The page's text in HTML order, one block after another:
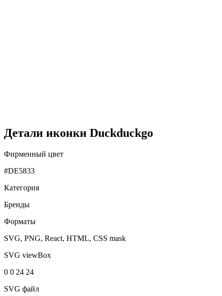
Детали иконки Duckduckgo
Фирменный цвет
#DE5833
Категория
Бренды
Форматы
SVG, PNG, React, HTML, CSS mask
SVG viewBox
0 0 24 24
SVG файл